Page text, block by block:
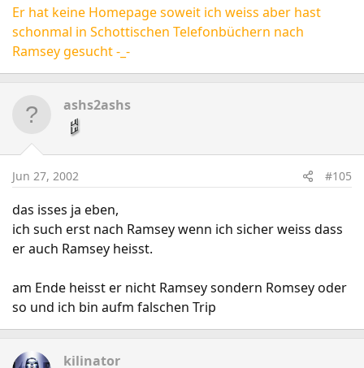
Er hat keine Homepage soweit ich weiss aber hast
schonmal in Schottischen Telefonbüchern nach
Ramsey gesucht -_-
ashs2ashs
Jun 27, 2002 #105
das isses ja eben,
ich such erst nach Ramsey wenn ich sicher weiss dass
er auch Ramsey heisst.
am Ende heisst er nicht Ramsey sondern Romsey oder
so und ich bin aufm falschen Trip
kilinator